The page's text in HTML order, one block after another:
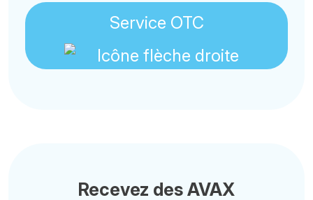
Service OTC
Recevez des AVAX